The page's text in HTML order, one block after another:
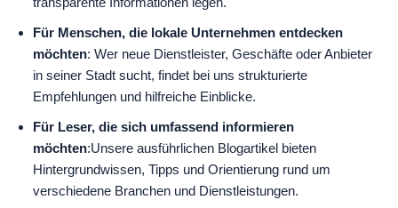
Für Menschen, die lokale Unternehmen entdecken
möchten: Wer neue Dienstleister, Geschäfte oder Anbieter
in seiner Stadt sucht, findet bei uns strukturierte
Empfehlungen und hilfreiche Einblicke.
Für Leser, die sich umfassend informieren
möchten:Unsere ausführlichen Blogartikel bieten
Hintergrundwissen, Tipps und Orientierung rund um
verschiedene Branchen und Dienstleistungen.